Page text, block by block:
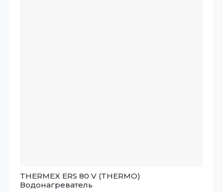
THERMEX ERS 80 V (THERMO)
Водонагреватель